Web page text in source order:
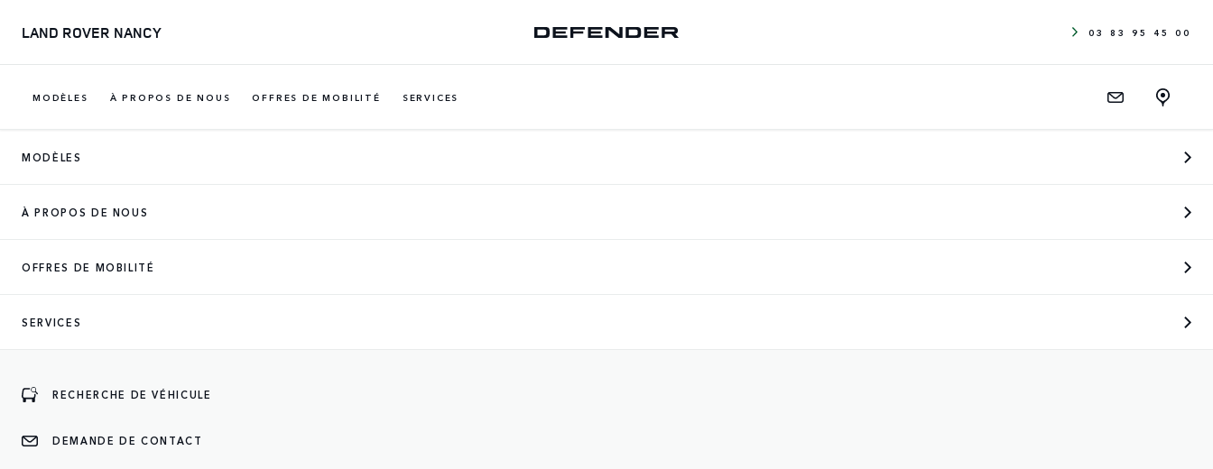
LAND ROVER NANCY 03 83 95 45 00
MODÈLES À PROPOS DE NOUS OFFRES DE MOBILITÉ SERVICES
MODÈLES
À PROPOS DE NOUS
OFFRES DE MOBILITÉ
SERVICES
RECHERCHE DE VÉHICULE
DEMANDE DE CONTACT